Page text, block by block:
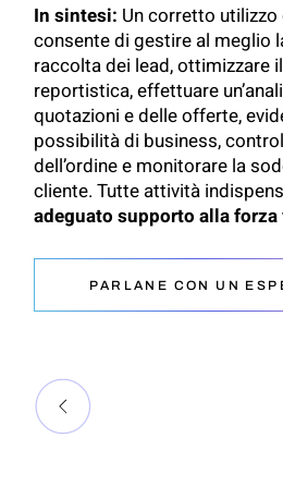
In sintesi: Un corretto
consente di gestire al meglio
raccolta dei lead, ottimizzare
reportistica, effettuare
quotazioni e delle offerte,
possibilità di business,
dell’ordine e monitorare la
cliente. Tutte attività
adeguato supporto alla
PARLANE CON UN